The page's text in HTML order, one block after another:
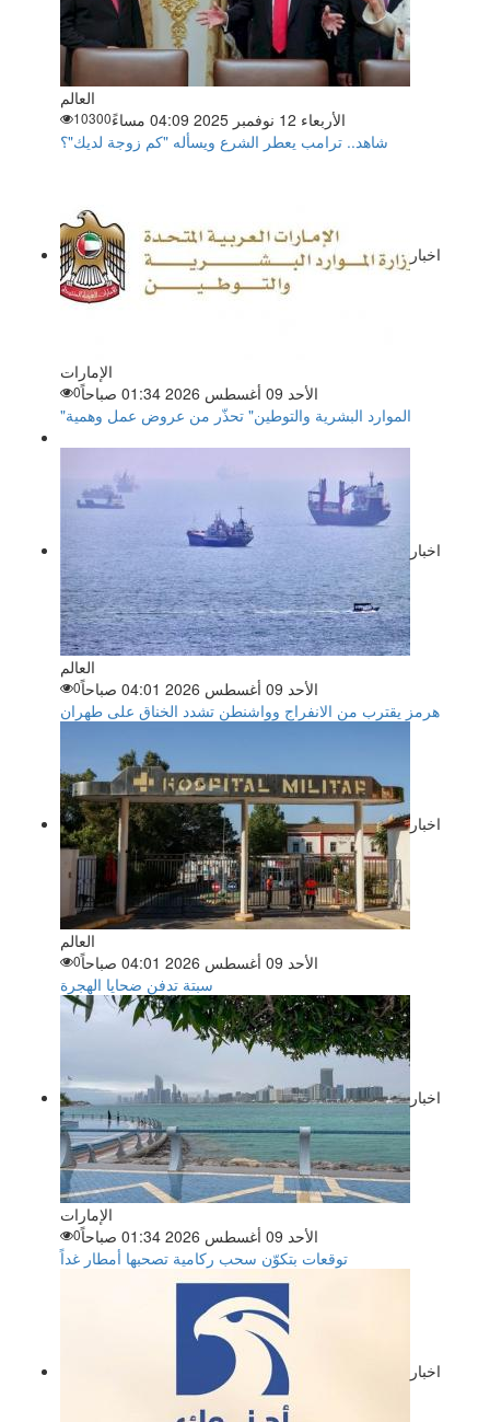
العالم
الأربعاء 12 نوفمبر 2025 04:09 مساءً
10300
شاهد.. ترامب يعطر الشرع ويسأله "كم زوجة لديك"؟
اخبار
الإمارات
الأحد 09 أغسطس 2026 01:34 صباحاً
0
"الموارد البشرية والتوطين" تحذّر من عروض عمل وهمية
اخبار
العالم
الأحد 09 أغسطس 2026 04:01 صباحاً
0
هرمز يقترب من الانفراج وواشنطن تشدد الخناق على طهران
اخبار
العالم
الأحد 09 أغسطس 2026 04:01 صباحاً
0
سبتة تدفن ضحايا الهجرة
اخبار
الإمارات
الأحد 09 أغسطس 2026 01:34 صباحاً
0
توقعات بتكوّن سحب ركامية تصحبها أمطار غداً
اخبار